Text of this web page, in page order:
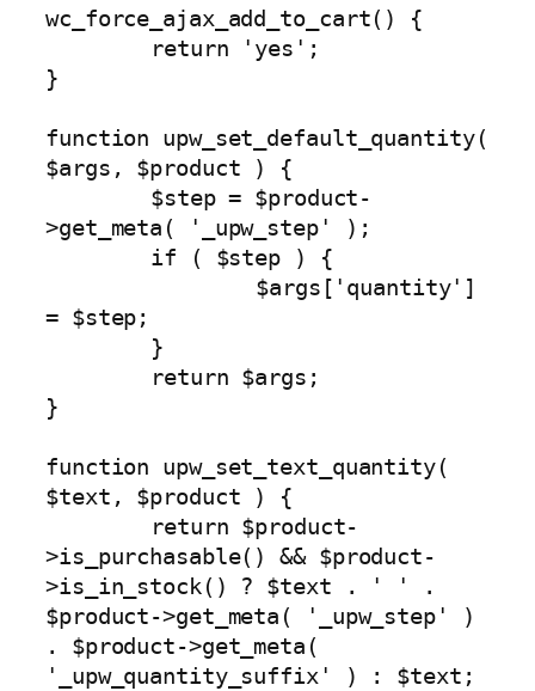
wc_force_ajax_add_to_cart() {
}
function upw_set_default_quantity(
$args, $product ) {
>get_meta( '_upw_step' );
= $step;
}
function upw_set_text_quantity(
$text, $product ) {
>is_purchasable() && $product-
>is_in_stock() ? $text . ' ' .
$product->get_meta( '_upw_step' )
. $product->get_meta(
'_upw_quantity_suffix' ) : $text;